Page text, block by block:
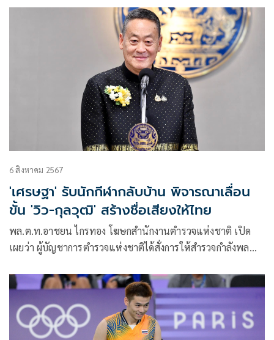
และแฟนคลับ ให้การต้อนรับสุดอบอุ่น
6 สิงหาคม 2567
'เศรษฐา' รับนักกีฬากลับบ้าน พิจารณาเลื่อน
ขั้น 'วิว-กุลวุฒิ' สร้างชื่อเสียงให้ไทย
พล.ต.ท.อาชยน ไกรทอง โฆษกสำนักงานตำรวจแห่งชาติ เปิด
เผยว่า ผู้บัญชาการตำรวจแห่งชาติได้สั่งการให้สำรวจกำลังพล